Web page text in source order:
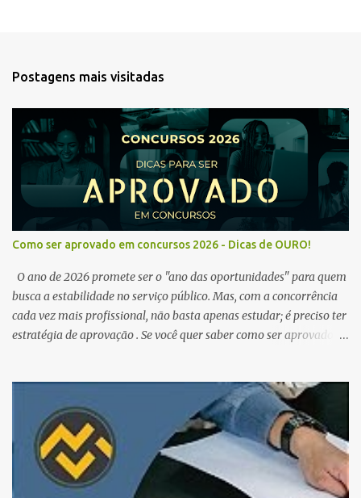
Postagens mais visitadas
Como ser aprovado em concursos 2026 - Dicas de OURO!
O ano de 2026 promete ser o "ano das oportunidades" para quem
busca a estabilidade no serviço público. Mas, com a concorrência
cada vez mais profissional, não basta apenas estudar; é preciso ter
estratégia de aprovação . Se você quer saber como ser aprovado
Edital Verticalizado Não comece a estudar sem ler o edital. A dica
de ouro é criar um edital verticalizado . Liste todos os tópicos e
marque seu progresso (Teoria / Resumo / Questões). Isso evita que
você perca tempo com conteúdos irrelevantes e garante que você
bata todo o conteúdo programático. Palavras-chave para o seu
sucesso: Cronograma de estudos dinâmico; Técnica Pomodoro